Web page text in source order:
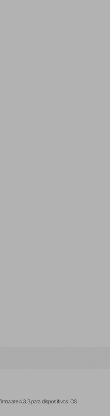
4.3.3 para dispositivos iOS